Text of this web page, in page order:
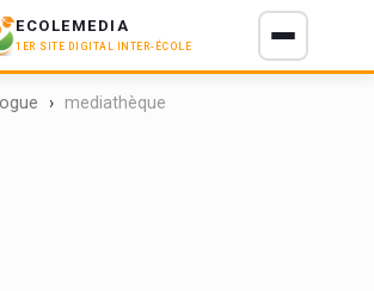
ECOLEMEDIA
1ER SITE DIGITAL INTER-ÉCOLE
mediathèque